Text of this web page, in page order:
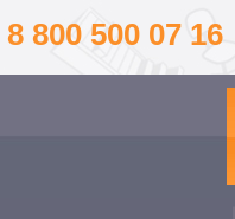
8 800 500 07 16